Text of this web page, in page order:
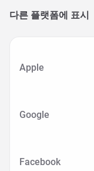
다른 플랫폼에 표시
Apple
Google
Facebook